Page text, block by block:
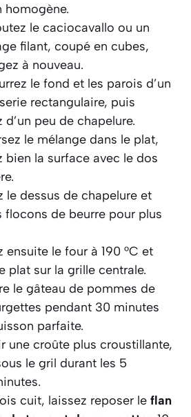
homogène.
le caciocavallo ou un
filant, coupé en cubes,
à nouveau.
le fond et les parois d’un
rectangulaire, puis
d’un peu de chapelure.
le mélange dans le plat,
bien la surface avec le dos
le dessus de chapelure et
flocons de beurre pour plus
ensuite le four à 190 °C et
plat sur la grille centrale.
le gâteau de pommes de
pendant 30 minutes
parfaite.
une croûte plus croustillante,
le gril durant les 5
cuit, laissez reposer le flan